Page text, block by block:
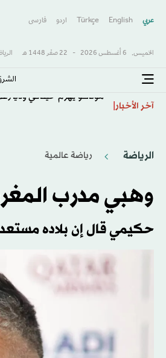
عربي English
Türkçe اردو فارسى
الخميس, 6 أغسطس 2026 - 22 صفَر 1448 هـ
آخر الأخبار موناكو يهزم خيتافي ودياً
الرياضة رياضة عالمية
وهبي مدرب
حكيمي قال إن بلاده